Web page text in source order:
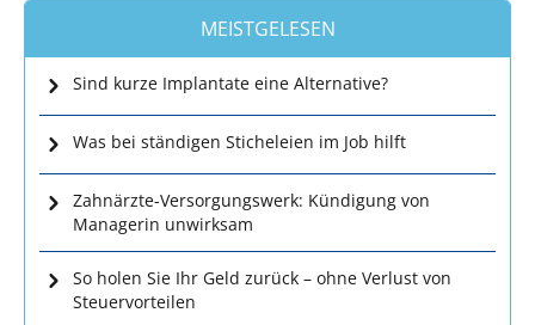
MEISTGELESEN
Sind kurze Implantate eine Alternative?
Was bei ständigen Sticheleien im Job hilft
Zahnärzte-Versorgungswerk: Kündigung von
Managerin unwirksam
So holen Sie Ihr Geld zurück – ohne Verlust von
Steuervorteilen